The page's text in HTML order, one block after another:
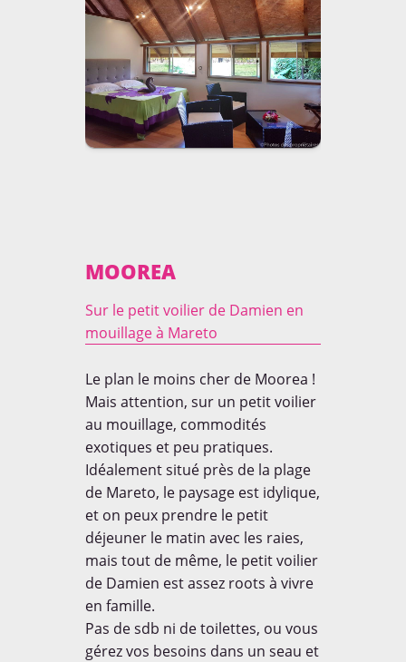
MOOREA
Sur le petit voilier de Damien en
mouillage à Mareto
Le plan le moins cher de Moorea !
Mais attention, sur un petit voilier
au mouillage, commodités
exotiques et peu pratiques.
Idéalement situé près de la plage
de Mareto, le paysage est idylique,
et on peux prendre le petit
déjeuner le matin avec les raies,
mais tout de même, le petit voilier
de Damien est assez roots à vivre
en famille.
Pas de sdb ni de toilettes, ou vous
gérez vos besoins dans un seau et